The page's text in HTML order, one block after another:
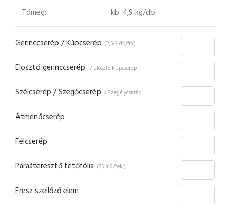
Tömeg: kb. 4,9 kg/db
Gerinccserép / Kúpcserép (2,5-3 db/fm)
Elosztó gerinccserép / Elosztó kúpcserép
Szélcserép / Szegőcserép / Szegélycserép
Átmenőcserép
Félcserép
Páraáteresztő tetőfólia (75 m2/tek.)
Eresz szellőző elem